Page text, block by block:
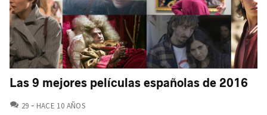
Las 9 mejores películas españolas de 2016
29 COMENTARIOS
HACE 10 AÑOS